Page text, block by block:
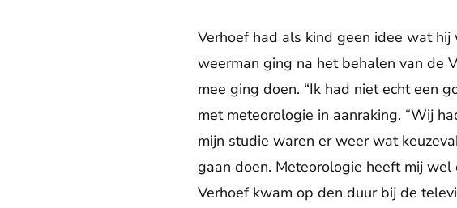
Verhoef had als kind geen idee wat hij
weerman ging na het behalen van de
mee ging doen. “Ik had niet echt een
met meteorologie in aanraking. “Wij
mijn studie waren er weer wat
gaan doen. Meteorologie heeft mij wel
Verhoef kwam op den duur bij de